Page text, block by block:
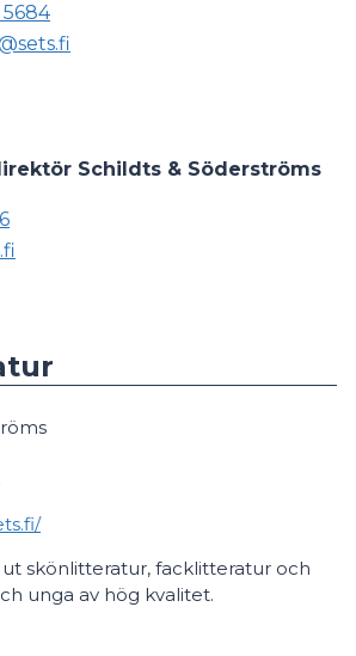
Schildts & Söderströms
ut skönlitteratur, facklitteratur och
unga av hög kvalitet.